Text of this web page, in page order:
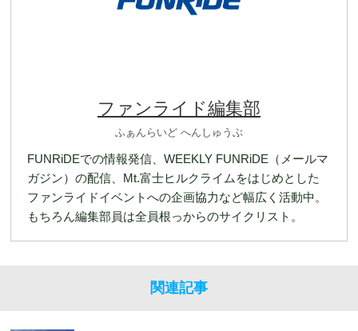
ファンライド編集部
ふぁんらいど へんしゅうぶ
FUNRiDEでの情報発信、WEEKLY FUNRiDE（メールマ
ガジン）の配信、Mt.富士ヒルクライムをはじめとした
ファンライドイベントへの企画協力など幅広く活動中。
もちろん編集部員は全員根っからのサイクリスト。
関連記事